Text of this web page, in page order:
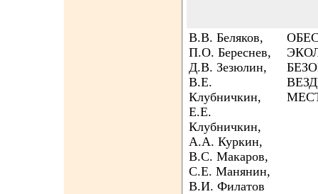
В.В. Беляков,
П.О. Береснев,
Д.В. Зезюлин,
В.Е.
Клубничкин,
Е.Е.
Клубничкин,
А.А. Куркин,
В.С. Макаров,
С.Е. Манянин,
В.И. Филатов